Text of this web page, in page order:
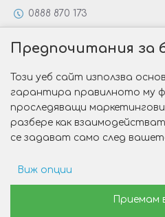
0888 870 173
Специални предложения
Защо да изберете Victoria
Как да изберем годежен
Изработка на сайт
Предпочитания за
Този уеб сайт използва
гарантира правилното му
проследяващи
разбере как
се задават само след
Виж опции
Рекламни предпочитания
Приемам